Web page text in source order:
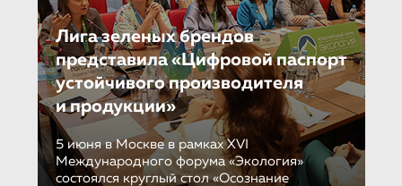
Лига зеленых брендов
представила «Цифровой паспорт
устойчивого производителя
и продукции»
5 июня в Москве в рамках XVI
Международного форума «Экология»
состоялся круглый стол «Осознание